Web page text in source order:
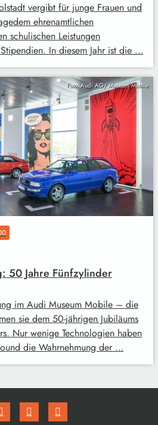
vergibt für junge Frauen und
ehrenamtlichen
schulischen Leistungen
In diesem Jahr ist die …
Foto: Audi AG/ Museum Mobile
50 Jahre Fünfzylinder
im Audi Museum Mobile – die
sie dem 50-jährigen Jubiläums
Nur wenige Technologien haben
die Wahrnehmung der …